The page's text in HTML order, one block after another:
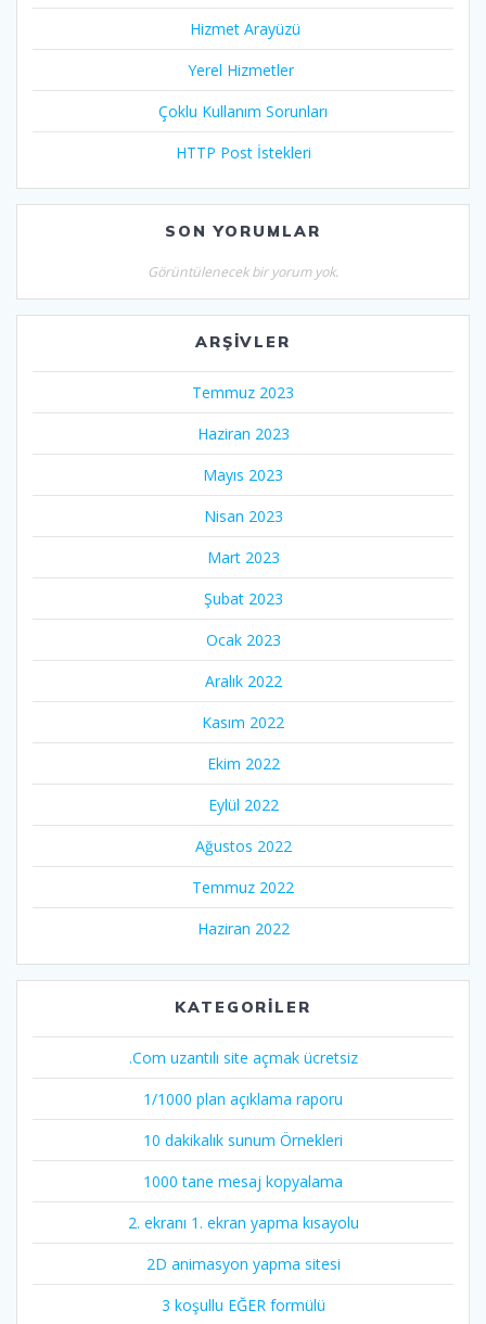
Hizmet Arayüzü
Yerel Hizmetler
Çoklu Kullanım Sorunları
HTTP Post İstekleri
SON YORUMLAR
Görüntülenecek bir yorum yok.
ARŞIVLER
Temmuz 2023
Haziran 2023
Mayıs 2023
Nisan 2023
Mart 2023
Şubat 2023
Ocak 2023
Aralık 2022
Kasım 2022
Ekim 2022
Eylül 2022
Ağustos 2022
Temmuz 2022
Haziran 2022
KATEGORILER
.Com uzantılı site açmak ücretsiz
1/1000 plan açıklama raporu
10 dakikalık sunum Örnekleri
1000 tane mesaj kopyalama
2. ekranı 1. ekran yapma kısayolu
2D animasyon yapma sitesi
3 koşullu EĞER formülü